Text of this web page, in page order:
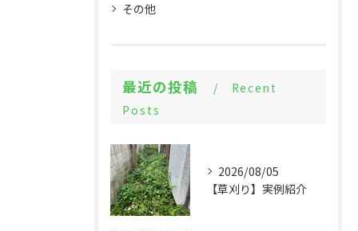
その他
最近の投稿
Recent
Posts
2026/08/05
【草刈り】実例紹介